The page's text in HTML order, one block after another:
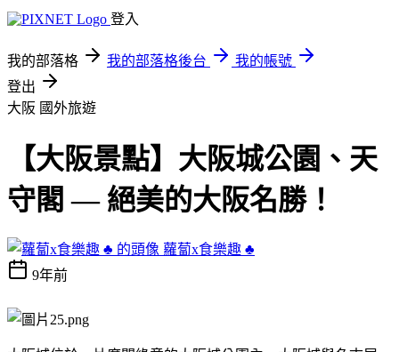
登入
我的部落格 我的部落格後台
我的帳號
登出
大阪 國外旅遊
【大阪景點】大阪城公園、天
守閣 — 絕美的大阪名勝！
蘿蔔x食樂趣 ♣
9年前